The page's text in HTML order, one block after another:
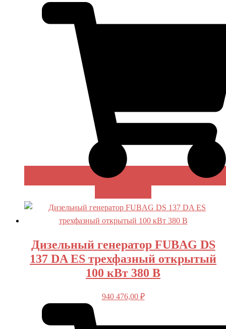
Дизельный генератор FUBAG DS
137 DA ES трехфазный открытый
100 кВт 380 В
940 476,00 ₽